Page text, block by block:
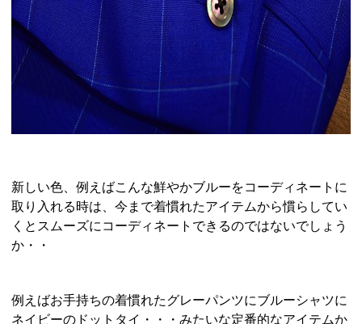
新しい色、例えばこんな鮮やかブルーをコーディネートに
取り入れる時は、今まで着慣れたアイテムから慣らしてい
くとスムーズにコーディネートできるのではないでしょう
か・・
例えばお手持ちの着慣れたグレーパンツにブルーシャツに
ネイビーのドットタイ・・・みたいな定番的なアイテムか